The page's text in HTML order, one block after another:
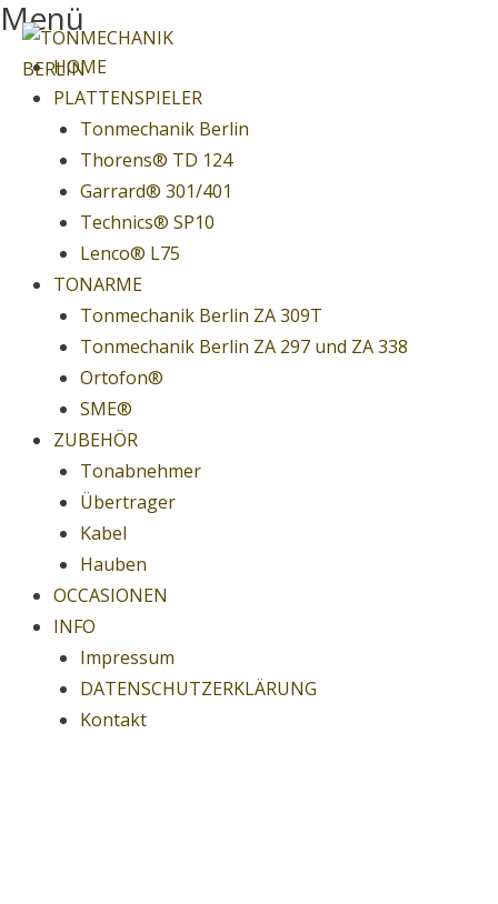
Springe
zum
Inhalt
Menü
HOME
PLATTENSPIELER
Tonmechanik Berlin
Thorens® TD 124
Garrard® 301/401
Technics® SP10
Lenco® L75
TONARME
Tonmechanik Berlin ZA 309T
Tonmechanik Berlin ZA 297 und ZA 338
Ortofon®
SME®
ZUBEHÖR
Tonabnehmer
Übertrager
Kabel
Hauben
OCCASIONEN
INFO
Impressum
DATENSCHUTZERKLÄRUNG
Kontakt